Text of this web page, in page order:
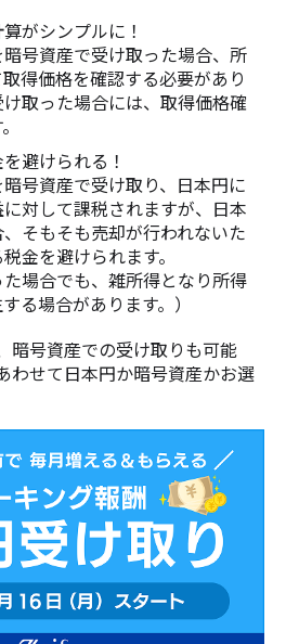
がシンプルに！
号資産で受け取った場合、所
得価格を確認する必要があり
取った場合には、取得価格確
避けられる！
号資産で受け取り、日本円に
対して課税されますが、日本
そもそも売却が行われないた
金を避けられます。
た場合でも、雑所得となり所得
る場合があります。）
暗号資産での受け取りも可能
わせて日本円か暗号資産かお選